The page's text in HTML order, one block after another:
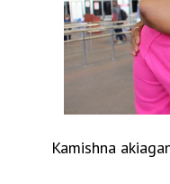
Kamishna